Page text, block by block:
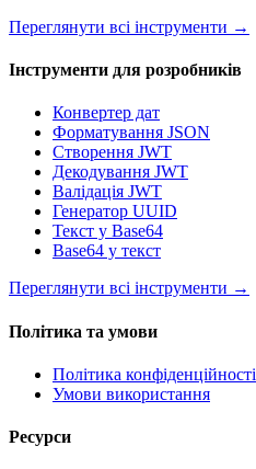
Переглянути всі інструменти →
Інструменти для розробників
Конвертер дат
Форматування JSON
Створення JWT
Декодування JWT
Валідація JWT
Генератор UUID
Текст у Base64
Base64 у текст
Переглянути всі інструменти →
Політика та умови
Політика конфіденційності
Умови використання
Ресурси